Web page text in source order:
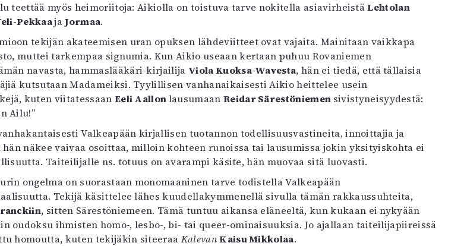
teettää myös heimoriitoja: Aikiolla on toistuva tarve nokitella asiavirheistäLehtolan
PekkaajaJormaa.
tekijän akateemisen uran opuksen lähdeviitteet ovat vajaita. Mainitaan vaikkapa
muttei tarkempaa signumia. Kun Aikio useaan kertaan puhuu Rovaniemen
navasta, hammaslääkäri-kirjailija Viola Kuoksa-Wavesta, hän ei tiedä, että tällaisia
kutsutaan Madameiksi. Tyylillisen vanhanaikaisesti Aikio heittelee usein
kuten viitatessaan Eeli Aallonlausumaan Reidar Särestöniemen sivistyneisyydestä:
Ailu!”
Valkeapään kirjallisen tuotannon todellisuusvastineita, innoittajia ja
hän näkee vaivaa osoittaa, milloin kohteen runoissa tai lausumissa jokin yksityiskohta ei
Taiteilijalle ns. totuus on avarampi käsite, hän muovaa sitä luovasti.
ongelma on suorastaan monomaaninen tarve todistella Valkeapään
Tekijä käsittelee lähes kuudellakymmenellä sivulla tämän rakkaussuhteita,
, sitten Särestöniemeen. Tämä tuntuu aikansa eläneeltä, kun kukaan ei nykyään
oudoksu ihmisten homo-, lesbo-, bi- tai queer-ominaisuuksia. Jo ajallaan taiteilijapiireissä
homoutta, kuten tekijäkin siteeraa KalevanKaisu Mikkolaa.